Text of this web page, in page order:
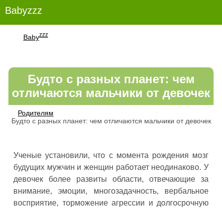
Babyzzz
Babyzzz
Родителям
Будто с разных планет: чем отличаются мальчики от девочек
Будто с разных планет: чем
отличаются мальчики от девочек
Ученые установили, что с момента рождения мозг
будущих мужчин и женщин работает неодинаково. У
девочек более развиты области, отвечающие за
внимание, эмоции, многозадачность, вербальное
восприятие, торможение агрессии и долгосрочную